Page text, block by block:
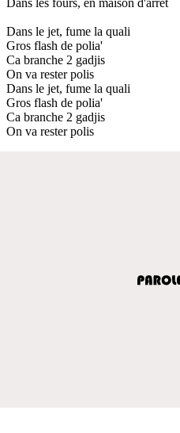
Dans le jet, fume la quali
Gros flash de polia'
Ca branche 2 gadjis
On va rester polis
Dans le jet, fume la quali
Gros flash de polia'
Ca branche 2 gadjis
On va rester polis